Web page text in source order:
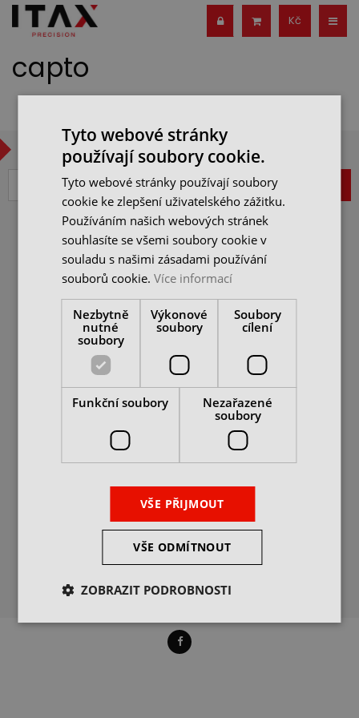
Kč
capto
CHCETE BÝT V OBRAZE?
ZAREGISTROVAT
Freyova 983/25,
190 00 Praha 9
DIČ: CZ25062760
+420 469 318 400
info@itax.cz
VŠEOBECNÉ OBCHODNÍ
PODMÍNKY
JAK NAKUPOVAT
REKLAMAČNÍ ŘÁD
OCHRANA OSOBNÍCH
ÚDAJŮ
PODROBNĚ O COOKIES
POPTÁVKY
VÝDEJ ZBOŽÍ
Tyto webové stránky
používají soubory cookie.
Tyto webové stránky používají soubory
cookie ke zlepšení uživatelského zážitku.
Používáním našich webových stránek
souhlasíte se všemi soubory cookie v
souladu s našimi zásadami používání
souborů cookie.Více informací
Nezbytně
nutné
soubory
Výkonové
soubory
Soubory
cílení
Funkční soubory
Nezařazené
soubory
VŠE PŘIJMOUT
VŠE ODMÍTNOUT
ZOBRAZIT PODROBNOSTI